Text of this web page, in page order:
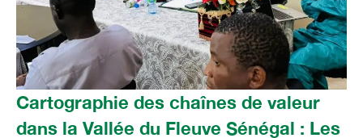
Cartographie des chaînes de valeur
dans la Vallée du Fleuve Sénégal : Les